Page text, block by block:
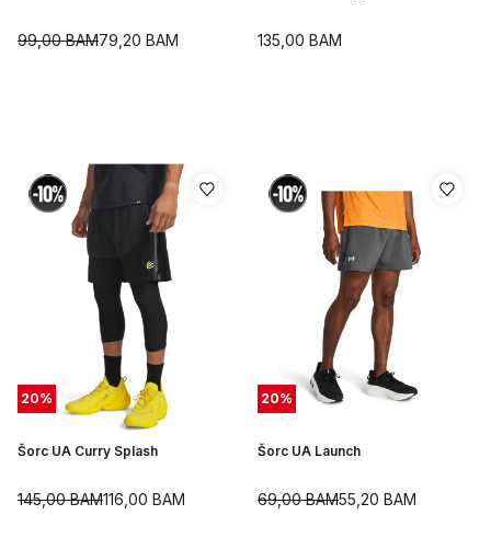
79,20 BAM
99,00BAM 135,00 BAM
20%
Šorc UA Curry Splash
116,00 BAM
145,00BAM
20%
Šorc UA Launch
55,20 BAM
69,00BAM